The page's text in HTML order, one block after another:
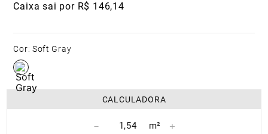
Caixa sai por R$ 146,14
Cor: Soft Gray
CALCULADORA
－ ＋